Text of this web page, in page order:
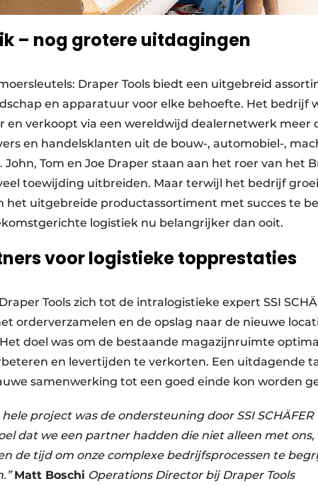
– nog grotere uitdagingen
Draper Tools biedt een uitgebreid
en apparatuur voor elke behoefte. Het bedrijf
en verkoopt via een wereldwijd dealernetwerk meer
en handelsklanten uit de bouw-, automobiel-,
John, Tom en Joe Draper staan aan het roer van het
toewijding uitbreiden. Maar terwijl het bedrijf
het uitgebreide productassortiment met succes te
logistiek nu belangrijker dan ooit.
voor logistieke topprestaties
Tools zich tot de intralogistieke expert SSI
orderverzamelen en de opslag naar de nieuwe
doel was om de bestaande magazijnruimte
en levertijden te verkorten. Een uitdagende
samenwerking tot een goed einde kon worden
project was de ondersteuning door SSI
dat we een partner hadden die niet alleen met ons,
de tijd om onze complexe bedrijfsprocessen te
Matt Boschi Operations Director bij Draper Tools